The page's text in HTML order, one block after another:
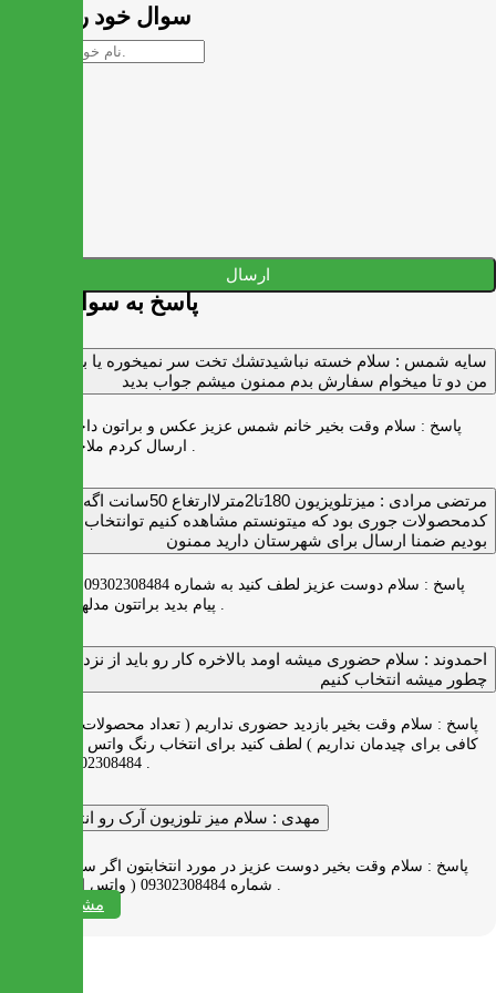
سوال خود را بپرسید
ارسال
پاسخ به سوالات شما
سايه شمس : سلام خسته نباشيدتشك تخت سر نميخوره يا برنميگرده
من دو تا ميخوام سفارش بدم ممنون ميشم جواب بديد
پاسخ : سلام وقت بخیر خانم شمس عزیز عکس و براتون داخل واتس اپ
مرتضی مرادی :
میزتلویزیون 180تا2مترلاارتغاع 50سانت اگه
کدمحصولات جوری بود که میتونستم مشاهده کنیم توانتخاب راحت‌تر
بودیم ضمنا ارسال برای شهرستان دارید ممنون
پاسخ :
پیام بدید براتتون مدلها رو بفرستیم .
احمدوند : سلام حضوری میشه اومد بالاخره کار رو باید از نزدیک دید
چطور میشه انتخاب کنیم
پاسخ : سلام وقت بخیر بازدید حضوری نداریم ( تعداد محصولات زیاد و فضای
کافی برای چیدمان نداریم ) لطف کنید برای انتخاب رنگ واتس اپ به شماره
مهدی : سلام میز تلوزیون آرک رو انتخاب کردم
پاسخ : سلام وقت بخیر دوست عزیز در مورد انتخابتون اگر سوالی دارید به
شماره 09302308484 ( واتس اپ ) پیام بدید .
مشاهده همه